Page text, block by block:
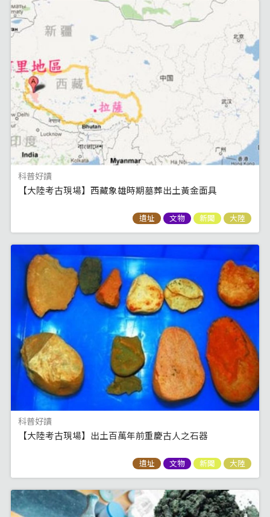
科普好讀
【大陸考古現場】西藏象雄時期墓葬出土黃金面具
遺址 文物 新聞 大陸
科普好讀
【大陸考古現場】出土百萬年前重慶古人之石器
遺址 文物 新聞 大陸